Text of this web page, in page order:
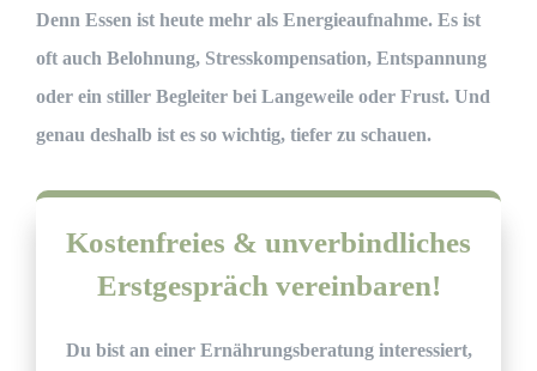
Denn Essen ist heute mehr als Energieaufnahme. Es ist
oft auch Belohnung, Stresskompensation, Entspannung
oder ein stiller Begleiter bei Langeweile oder Frust. Und
genau deshalb ist es so wichtig, tiefer zu schauen.
Kostenfreies & unverbindliches
Erstgespräch vereinbaren!
Du bist an einer Ernährungsberatung interessiert,